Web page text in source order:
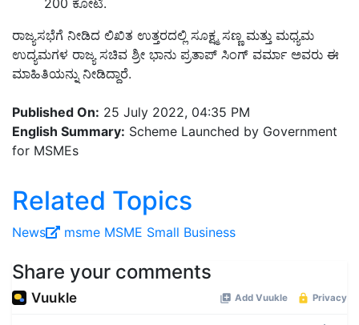
200 ಕೋಟಿ.
ರಾಜ್ಯಸಭೆಗೆ ನೀಡಿದ ಲಿಖಿತ ಉತ್ತರದಲ್ಲಿ ಸೂಕ್ಷ್ಮ ಸಣ್ಣ ಮತ್ತು ಮಧ್ಯಮ
ಉದ್ಯಮಗಳ ರಾಜ್ಯ ಸಚಿವ ಶ್ರೀ ಭಾನು ಪ್ರತಾಪ್ ಸಿಂಗ್ ವರ್ಮಾ ಅವರು ಈ
ಮಾಹಿತಿಯನ್ನು ನೀಡಿದ್ದಾರೆ.
Published On: 25 July 2022, 04:35 PM
English Summary: Scheme Launched by Government
for MSMEs
Related Topics
News msme MSME Small Business
Share your comments